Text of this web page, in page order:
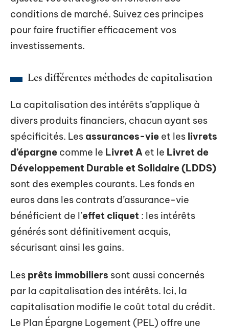
conditions de marché. Suivez ces principes
pour faire fructifier efficacement vos
investissements.
Les différentes méthodes de capitalisation
La capitalisation des intérêts s’applique à
divers produits financiers, chacun ayant ses
spécificités. Les assurances-vie et les livrets
d’épargne comme le Livret A et le Livret de
Développement Durable et Solidaire (LDDS)
sont des exemples courants. Les fonds en
euros dans les contrats d’assurance-vie
bénéficient de l’effet cliquet : les intérêts
générés sont définitivement acquis,
sécurisant ainsi les gains.
Les prêts immobiliers sont aussi concernés
par la capitalisation des intérêts. Ici, la
capitalisation modifie le coût total du crédit.
Le Plan Épargne Logement (PEL) offre une